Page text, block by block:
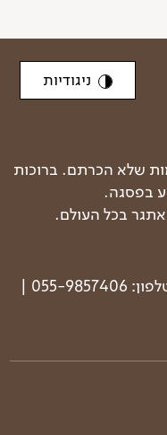
שלא הכרתם. ברוכות
בפסגה.
אתגר בכל העולם.
הברזל 21 א, רמת החייל תל אביב | טלפון: 055-9857406 |
ניגודיות